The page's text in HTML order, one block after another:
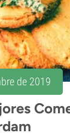
de 2019